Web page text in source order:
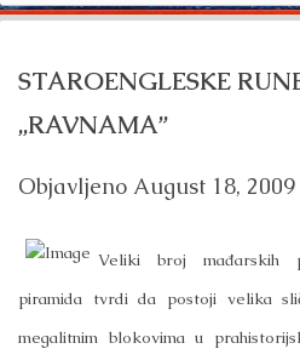
STAROENGLESKE
„RAVNAMA”
Objavljeno August 18, 2009
Veliki broj mađarskih
piramida tvrdi da postoji velika
megalitnim blokovima u